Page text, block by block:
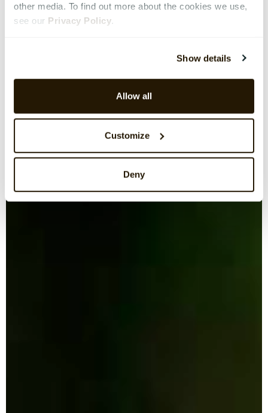
other media. To find out more about the cookies we use,
see our Privacy Policy
Show details
Allow all
Customize
Deny